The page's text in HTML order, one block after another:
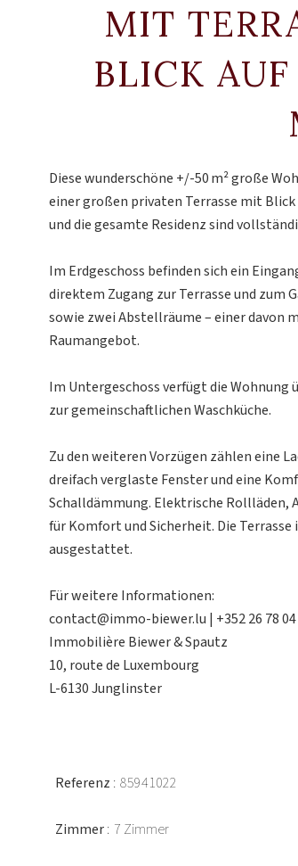
MIT
BLICK
Diese wunderschöne +/-50 m² große
einer großen privaten Terrasse mit
und die gesamte Residenz sind
Im Erdgeschoss befinden sich ein
direktem Zugang zur Terrasse und zum
sowie zwei Abstellräume – einer davon
Raumangebot.
Im Untergeschoss verfügt die
zur gemeinschaftlichen Waschküche.
Zu den weiteren Vorzügen zählen eine
dreifach verglaste Fenster und eine
Schalldämmung. Elektrische Rollläden,
für Komfort und Sicherheit. Die
ausgestattet.
Für weitere Informationen:
contact@immo-biewer.lu | +352 26 78 04
Immobilière Biewer & Spautz
10, route de Luxembourg
L-6130 Junglinster
Referenz 85941022
Zimmer 7 Zimmer